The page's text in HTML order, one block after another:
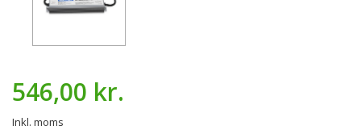
546,00 kr.
Inkl. moms